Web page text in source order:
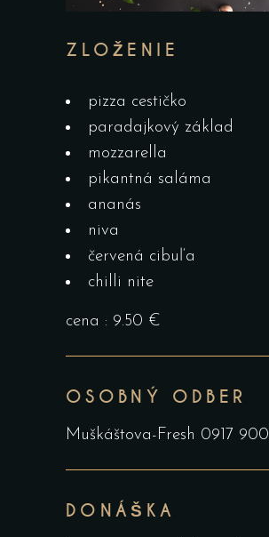
ZLOŽENIE
pizza cestičko
paradajkový základ
mozzarella
pikantná saláma
ananás
niva
červená cibuľa
chilli nite
cena : 9.50 €
OSOBNÝ ODBER
Muškáštova-Fresh 0917
DONÁŠKA